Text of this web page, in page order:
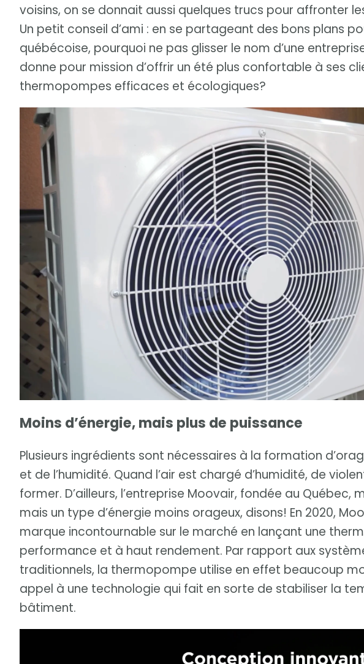
voisins, on se donnait aussi quelques trucs pour affronter
Un petit conseil d’ami : en se partageant des bons plans
québécoise, pourquoi ne pas glisser le nom d’une
donne pour mission d’offrir un été plus confortable à ses
thermopompes efficaces et écologiques?
Moins d’énergie, mais plus de puissance
Plusieurs ingrédients sont nécessaires à la formation
et de l’humidité. Quand l’air est chargé d’humidité, de
former. D’ailleurs, l’entreprise Moovair, fondée au Québec,
mais un type d’énergie moins orageux, disons! En 2020,
marque incontournable sur le marché en lançant une
performance et à haut rendement. Par rapport aux
traditionnels, la thermopompe utilise en effet beaucoup
appel à une technologie qui fait en sorte de stabiliser la
bâtiment.